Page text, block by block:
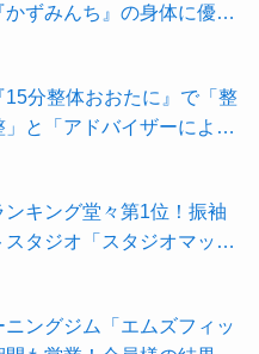
かずみんち』の身体に優し
塩パンを召し上がれ♪
分整体おおたに』で「整
と「アドバイザーによる
してみませんか？
キング堂々第1位！振袖
タジオ「スタジオマック
年8月限定キャンペー
ングジム「エムズフィッ